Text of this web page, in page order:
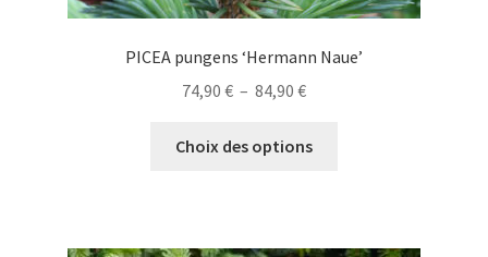
PICEA pungens ‘Hermann Naue’
74,90 € – 84,90 €Plage
prix :
Choix des options